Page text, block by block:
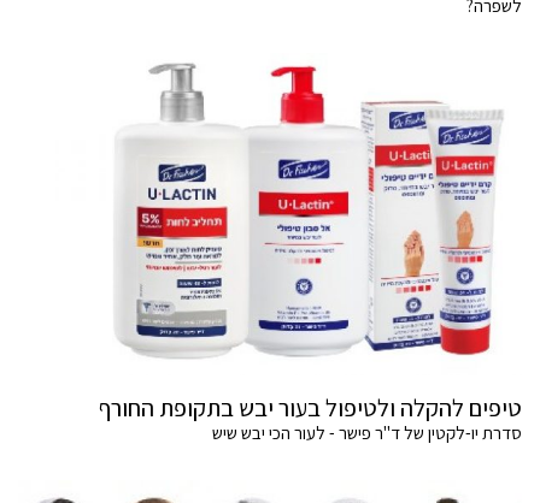
לשפרה?
טיפים להקלה ולטיפול בעור יבש בתקופת החורף
סדרת יו-לקטין של ד"ר פישר - לעור הכי יבש שיש